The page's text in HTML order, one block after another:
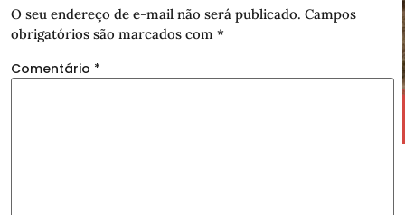
O seu endereço de e-mail não será publicado. Campos
obrigatórios são marcados com *
Comentário *